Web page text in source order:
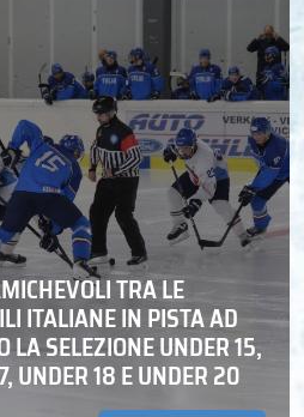
TRA LE
ITALIANE IN PISTA AD
LA SELEZIONE UNDER 15,
UNDER 18 E UNDER 20